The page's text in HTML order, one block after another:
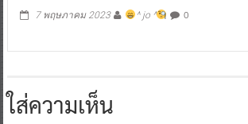
7 พฤษภาคม 2023 ^ jo ^ 0
ใส่ความเห็น